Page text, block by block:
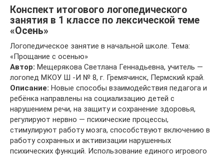
Конспект итогового логопедического
занятия в 1 классе по лексической теме
«Осень»
Логопедическое занятие в начальной школе. Тема:
«Прощание с осенью»
Автор: Мещерякова Светлана Геннадьевна, учитель —
логопед МКОУ Ш -И № 8, г. Гремячинск, Пермский край.
Описание: Новые способы взаимодействия педагога и
ребёнка направлены на социализацию детей с
нарушением речи, на защиту и сохранение здоровья,
регулируют нервно — психические процессы,
стимулируют работу мозга, способствуют включению в
работу сохранных и активизации нарушенных
психических функций. Использование единого игрового